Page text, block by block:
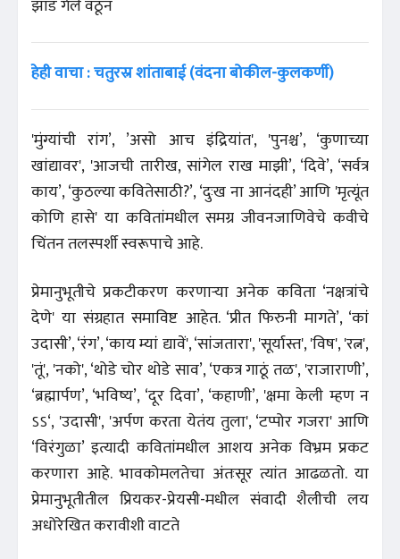
झाड गेलें वठून
हेही वाचा : चतुरस्र शांताबाई (वंदना बोकील-कुलकर्णी)
'मुंग्यांची रांग’, ’असो आच इंद्रियांत', 'पुनश्च’, ‘कुणाच्या
खांद्यावर', 'आजची तारीख, सांगेल राख माझी’, ‘दिवे’, ‘सर्वत्र
काय’, ‘कुठल्या कवितेसाठी?’, ‘दुःख ना आनंद‌ही’ आणि 'मृत्यूंत
कोणि हासे' या कवितांमधील समग्र जीवनजाणिवेचे कवीचे
चिंतन तलस्पर्शी स्वरूपाचे आहे.
प्रेमानुभूतीचे प्रकटीकरण करणाऱ्या अनेक कविता ‘नक्षत्रांचे
देणे' या संग्रहात समाविष्ट आहेत. ‘प्रीत फिरुनी मागते’, ‘कां
उदासी’, ‘रंग’, ‘काय म्यां द्यावें', ‘सांजतारा', 'सूर्यास्त', 'विष', 'रत्न',
'तूं', 'नको', ‘थोडे चोर थोडे साव’, ‘एकत्र गाठूं तळ', 'राजाराणी’,
‘ब्रह्मार्पण’, ‘भविष्य’, ‘दूर दिवा’, ‘कहाणी’, 'क्षमा केली म्हण न
ऽऽ‘, 'उदासी', 'अर्पण करता येतंय तुला', ‘टप्पोर गजरा' आणि
‘विरंगुळा’ इत्यादी कवितांमधील आशय अनेक विभ्रम प्रकट
करणारा आहे. भावकोमलतेचा अंतःसूर त्यांत आढळतो. या
प्रेमानुभूतीतील प्रियकर-प्रेयसी-मधील संवादी शैलीची लय
अधोरेखित करावीशी वाटते